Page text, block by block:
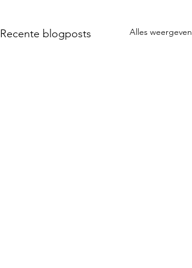
Recente blogposts Alles weergeven